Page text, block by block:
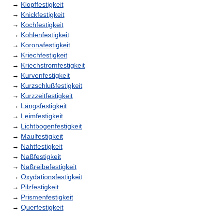
→ Klopffestigkeit
→ Knickfestigkeit
→ Kochfestigkeit
→ Kohlenfestigkeit
→ Koronafestigkeit
→ Kriechfestigkeit
→ Kriechstromfestigkeit
→ Kurvenfestigkeit
→ Kurzschlußfestigkeit
→ Kurzzeitfestigkeit
→ Längsfestigkeit
→ Leimfestigkeit
→ Lichtbogenfestigkeit
→ Maulfestigkeit
→ Nahtfestigkeit
→ Naßfestigkeit
→ Naßreibefestigkeit
→ Oxydationsfestigkeit
→ Pilzfestigkeit
→ Prismenfestigkeit
→ Querfestigkeit